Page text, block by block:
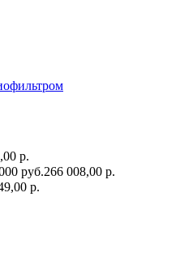
р.
руб.266 008,00 р.
р.